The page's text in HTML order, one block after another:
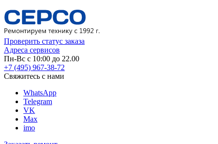
Проверить статус заказа
Адреса сервисов
Пн-Вс с 10:00 до 22.00
+7 (495) 967-38-72
Свяжитесь с нами
WhatsApp
Telegram
VK
Max
imo